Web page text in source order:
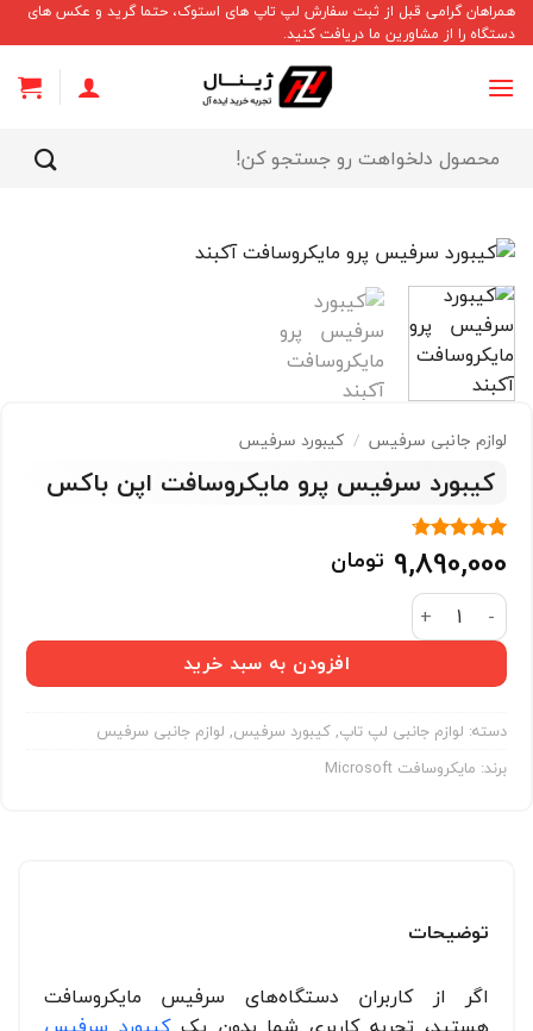
Skip
to
content
همراهان گرامی قبل از ثبت سفارش لپ تاپ های استوک، حتما گرید و عکس های
دستگاه را از مشاورین ما دریافت کنید.
برای:
لوازم جانبی سرفیس / کیبورد سرفیس
کیبورد سرفیس پرو مایکروسافت اپن باکس
امتیاز4.67
از 5 امتیاز
3
مشتری
9,890,000 تومان
کیبورد سرفیس پرو مایکروسافت اپن باکس عدد
افزودن به سبد خرید
دسته: لوازم جانبی لپ تاپ,کیبورد سرفیس, لوازم جانبی سرفیس
برند: مایکروسافت Microsoft
توضیحات
اگر از کاربران دستگاه‌های سرفیس مایکروسافت